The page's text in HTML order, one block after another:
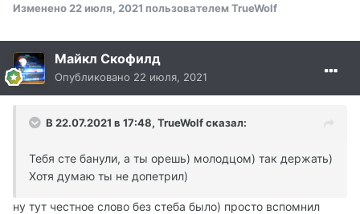
Изменено 22 июля, 2021 пользователем TrueWolf
Майкл Скофилд
Опубликовано 22 июля, 2021
В 22.07.2021 в 17:48, TrueWolf сказал:
Тебя сте банули, а ты орешь) молодцом) так держать)
Хотя думаю ты не допетрил)
ну тут честное слово без стеба было) просто вспомнил